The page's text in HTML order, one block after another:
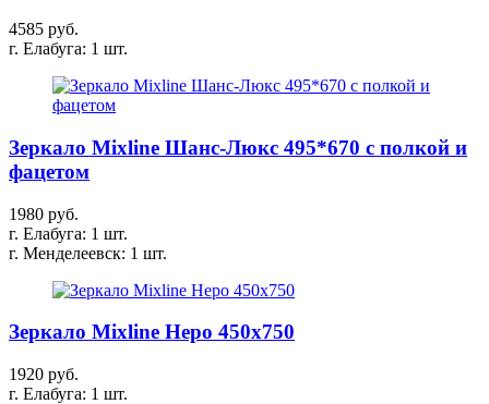
4585 руб.
г. Елабуга: 1 шт.
Зеркало Mixline Шанс-Люкс 495*670 с полкой и
фацетом
1980 руб.
г. Елабуга: 1 шт.
г. Менделеевск: 1 шт.
Зеркало Mixline Неро 450х750
1920 руб.
г. Елабуга: 1 шт.